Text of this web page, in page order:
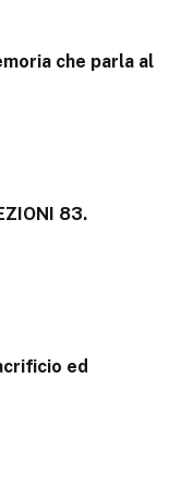
che parla al
83.
ed